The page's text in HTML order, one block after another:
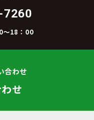
～18：00
合わせ
せ